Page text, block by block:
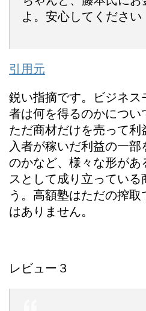
よ。安心してください
引用元
鋭い指摘です。ビジネス
者は何を得るのかについ
ただ商材だけを売って
入者が稼いだ利益の一
のかなど、様々な形があ
スとして成り立っている
う。高額塾はただの搾
はありません。
レビュー３